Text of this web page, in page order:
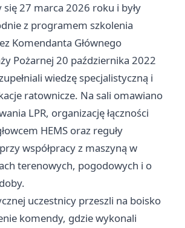
się 27 marca 2026 roku i były
z programem szkolenia
Komendanta Głównego
Pożarnej 20 października 2022
wiedzę specjalistyczną i
ratownicze. Na sali omawiano
LPR, organizację łączności
HEMS oraz reguły
współpracy z maszyną w
terenowych, pogodowych i o
uczestnicy przeszli na boisko
komendy, gdzie wykonali